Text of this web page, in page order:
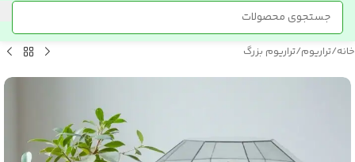
خانه/تراریوم/تراریوم بزرگ